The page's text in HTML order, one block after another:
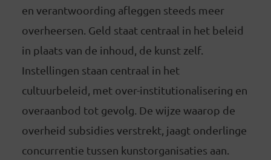
en verantwoording afleggen steeds meer
overheersen. Geld staat centraal in het beleid
in plaats van de inhoud, de kunst zelf.
Instellingen staan centraal in het
cultuurbeleid, met over-institutionalisering en
overaanbod tot gevolg. De wijze waarop de
overheid subsidies verstrekt, jaagt onderlinge
concurrentie tussen kunstorganisaties aan.